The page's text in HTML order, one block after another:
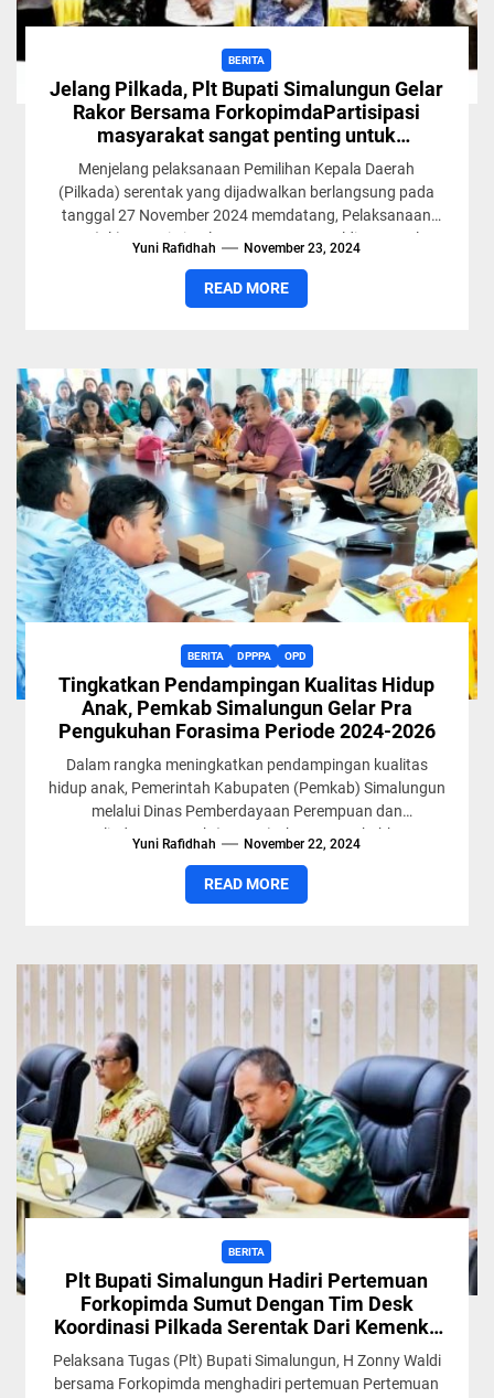
BERITA
Jelang Pilkada, Plt Bupati Simalungun Gelar
Rakor Bersama ForkopimdaPartisipasi
masyarakat sangat penting untuk
mewujudkan pemimpin yang amanah”
Menjelang pelaksanaan Pemilihan Kepala Daerah
(Pilkada) serentak yang dijadwalkan berlangsung pada
tanggal 27 November 2024 memdatang, Pelaksanaan
Tugas (Plt) Bupati Simalungun H Zonny Waldi menggelar...
Yuni Rafidhah November 23, 2024
READ MORE
BERITA DPPPA OPD
Tingkatkan Pendampingan Kualitas Hidup
Anak, Pemkab Simalungun Gelar Pra
Pengukuhan Forasima Periode 2024-2026
Dalam rangka meningkatkan pendampingan kualitas
hidup anak, Pemerintah Kabupaten (Pemkab) Simalungun
melalui Dinas Pemberdayaan Perempuan dan
Perlindungan Anak (DPPPA) akan mengukuhkan
Yuni Rafidhah November 22, 2024
READ MORE
BERITA
Plt Bupati Simalungun Hadiri Pertemuan
Forkopimda Sumut Dengan Tim Desk
Koordinasi Pilkada Serentak Dari Kemenko
Polkam RI Secara Virtual
Pelaksana Tugas (Plt) Bupati Simalungun, H Zonny Waldi
bersama Forkopimda menghadiri pertemuan Pertemuan